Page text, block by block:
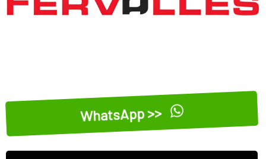
WhatsApp >>